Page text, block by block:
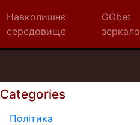
Навколишнє
середовище
GGbet
зеркало
Categories
Політика